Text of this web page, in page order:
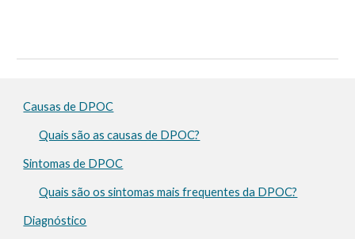
Causas de DPOC
Quais são as causas de DPOC?
Sintomas de DPOC
Quais são os sintomas mais frequentes da DPOC?
Diagnóstico